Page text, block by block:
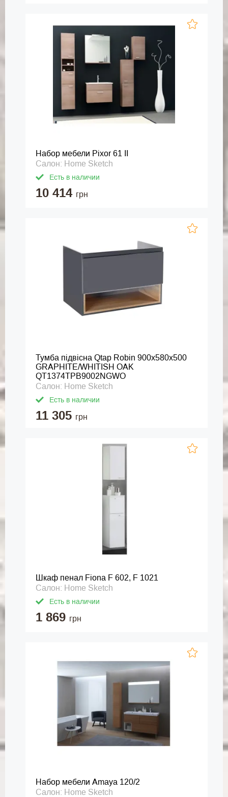
Набор мебели Pixor 61 II
Салон: Home Sketch
Есть в наличии
10 414 грн
Тумба підвісна Qtap Robin 900х580х500
GRAPHITE/WHITISH OAK
QT1374TPВ9002NGWO
Салон: Home Sketch
Есть в наличии
11 305 грн
Шкаф пенал Fiona F 602, F 1021
Салон: Home Sketch
Есть в наличии
1 869 грн
Набор мебели Amaya 120/2
Салон: Home Sketch